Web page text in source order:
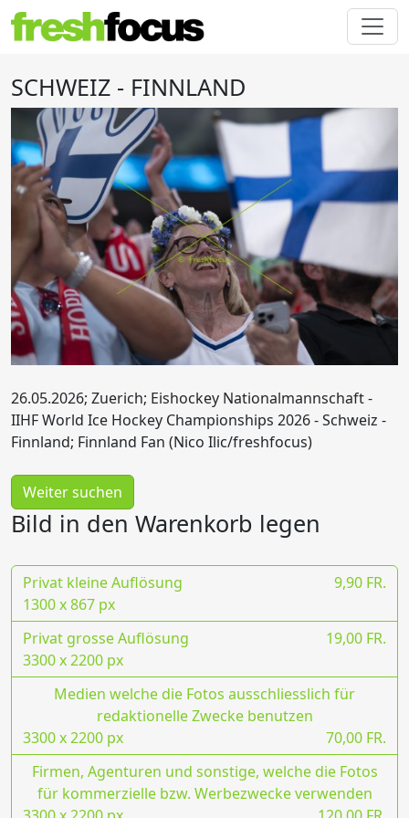
SCHWEIZ - FINNLAND
26.05.2026; Zuerich; Eishockey Nationalmannschaft -
IIHF World Ice Hockey Championships 2026 - Schweiz -
Finnland; Finnland Fan (Nico Ilic/freshfocus)
Weiter suchen
Bild in den Warenkorb legen
Privat kleine Auflösung
9,90 FR.
1300 x 867 px
Privat grosse Auflösung
19,00 FR.
3300 x 2200 px
Medien welche die Fotos ausschliesslich für
redaktionelle Zwecke benutzen
70,00 FR.
3300 x 2200 px
Firmen, Agenturen und sonstige, welche die Fotos
für kommerzielle bzw. Werbezwecke verwenden